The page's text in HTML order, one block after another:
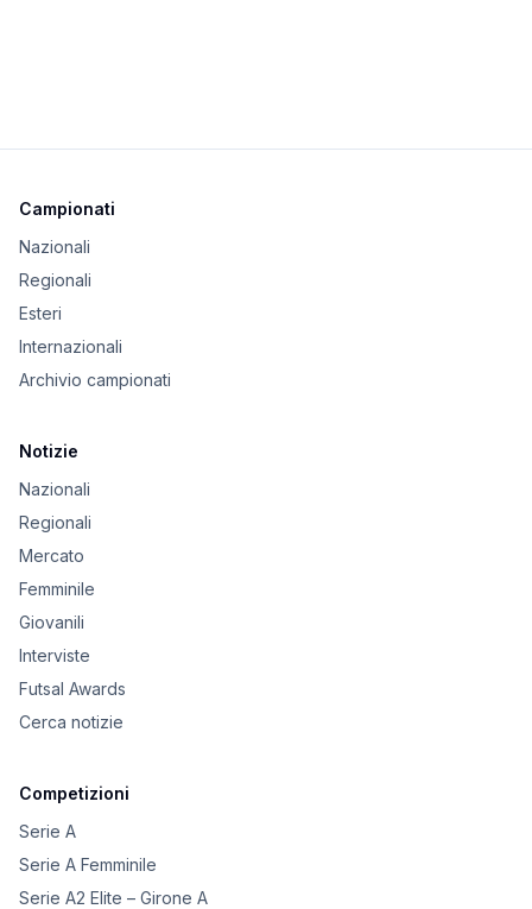
Campionati
Nazionali
Regionali
Esteri
Internazionali
Archivio campionati
Notizie
Nazionali
Regionali
Mercato
Femminile
Giovanili
Interviste
Futsal Awards
Cerca notizie
Competizioni
Serie A
Serie A Femminile
Serie A2 Elite – Girone A